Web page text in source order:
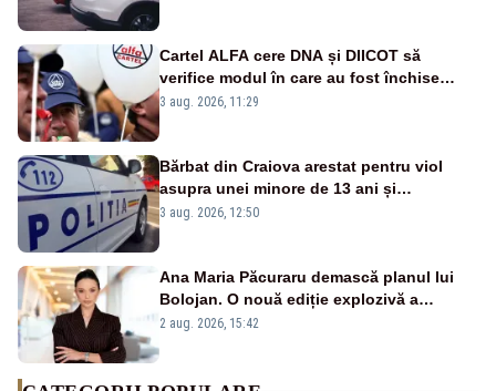
Cartel ALFA cere DNA și DIICOT să
verifice modul în care au fost închise
centralele pe cărbune
3 aug. 2026, 11:29
Bărbat din Craiova arestat pentru viol
asupra unei minore de 13 ani și
pornografie infantilă
3 aug. 2026, 12:50
Ana Maria Păcuraru demască planul lui
Bolojan. O nouă ediție explozivă a
emisiunii „Miza Zilei” la Realitatea PLUS
2 aug. 2026, 15:42